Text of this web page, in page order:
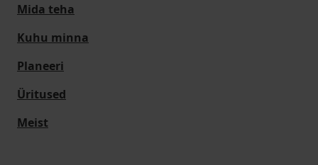
Mida teha
Kuhu minna
Planeeri
Üritused
Meist